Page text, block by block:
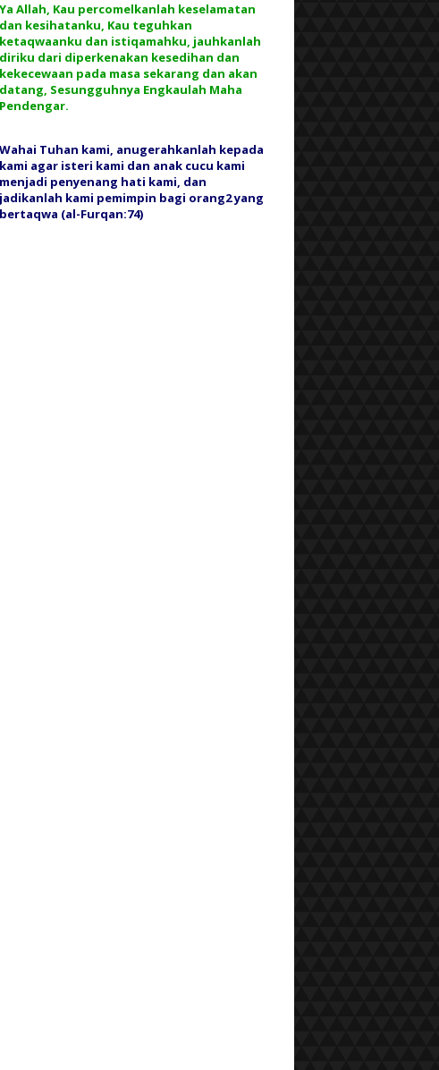
Ya Allah, Kau percomelkanlah keselamatan
dan kesihatanku, Kau teguhkan
ketaqwaanku dan istiqamahku, jauhkanlah
diriku dari diperkenakan kesedihan dan
kekecewaan pada masa sekarang dan akan
datang, Sesungguhnya Engkaulah Maha
Pendengar.
Wahai Tuhan kami, anugerahkanlah kepada
kami agar isteri kami dan anak cucu kami
menjadi penyenang hati kami, dan
jadikanlah kami pemimpin bagi orang2 yang
bertaqwa (al-Furqan:74)